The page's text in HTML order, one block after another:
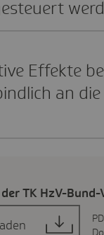
Effekte
an
TK HzV-